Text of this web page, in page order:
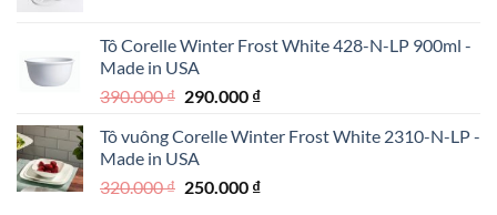
1.990.000 ₫.là:
Tô Corelle Winter Frost White 428-N-LP 900ml -
Made in USA
390.000₫ Giá
là:
390.000 ₫.
290.000 ₫Giá
tại
290.000 ₫.
Tô vuông Corelle Winter Frost White 2310-N-LP -
Made in USA
320.000₫ Giá
250.000 ₫Giá